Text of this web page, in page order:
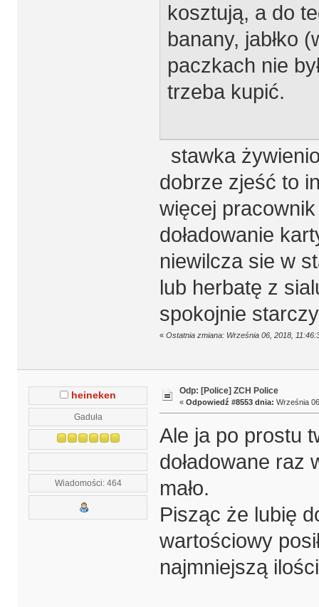
kosztują, a do
banany, jabłko
paczkach nie
trzeba kupić.
stawka
dobrze zjeść to
więcej
doładowanie
niewilcza sie w
lub herbatę z
spokojnie starczy
« Ostatnia zmiana: Września 06, 2018,
heineken
Gaduła
Wiadomości: 464
Odp: [Police] ZCH Police
« Odpowiedź #8553 dnia: Września
Ale ja po prostu
doładowane raz
mało.
Pisząc że lubię
wartościowy
najmniejszą